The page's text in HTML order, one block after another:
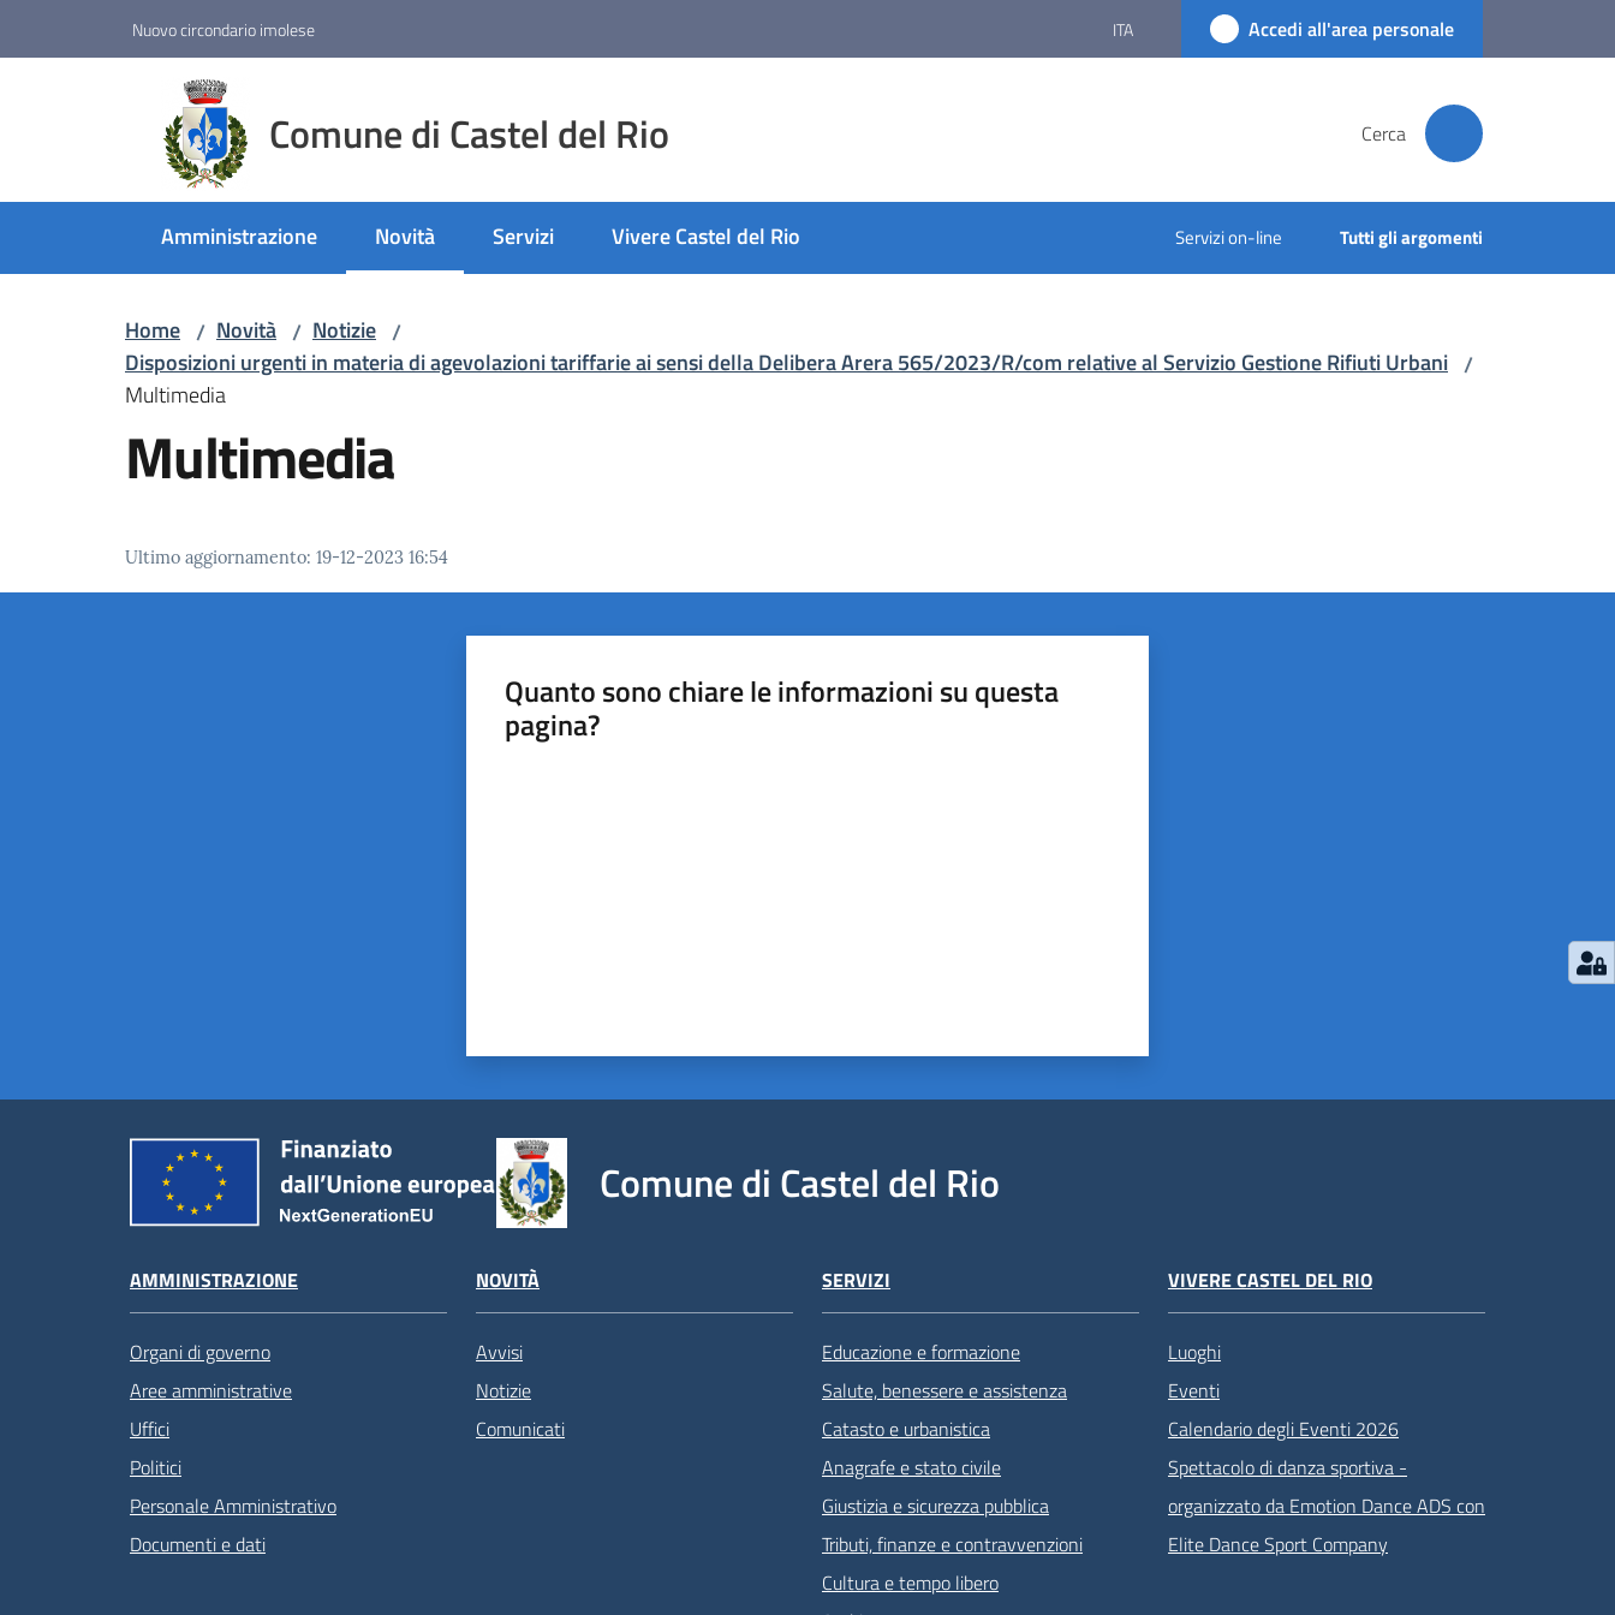
Nuovo circondario imolese ITA Accedi all'area personale
Comune di Castel del Rio Cerca
Amministrazione Novità
Menu selezionato
Servizi Vivere Castel del Rio Servizi on-line Tutti gli argomenti
Home / Novità / Notizie /
Disposizioni urgenti in materia di agevolazioni tariffarie ai sensi della Delibera Arera 565/2023/R/com relative al Servizio Gestione Rifiuti Urbani /
Multimedia
Multimedia
Ultimo aggiornamento: 19-12-2023 16:54
Quanto sono chiare le informazioni su questa
pagina?
Comune di Castel del Rio
AMMINISTRAZIONE
Organi di governo
Aree amministrative
Uffici
Politici
Personale Amministrativo
Documenti e dati
NOVITÀ
Avvisi
Notizie
Comunicati
SERVIZI
Educazione e formazione
Salute, benessere e assistenza
Catasto e urbanistica
Anagrafe e stato civile
Giustizia e sicurezza pubblica
Tributi, finanze e contravvenzioni
Cultura e tempo libero
VIVERE CASTEL DEL RIO
Luoghi
Eventi
Calendario degli Eventi 2026
Spettacolo di danza sportiva -
organizzato da Emotion Dance ADS con
Elite Dance Sport Company